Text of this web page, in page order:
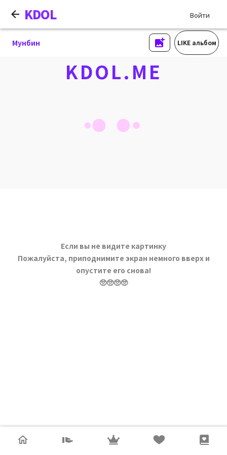
KDOL Войти
Мунбин LIKE альбом
KDOL.ME
Если вы не видите картинку
Пожалуйста, приподнимите экран немного вверх и
опустите его снова!
🥺🥺🥺🥺